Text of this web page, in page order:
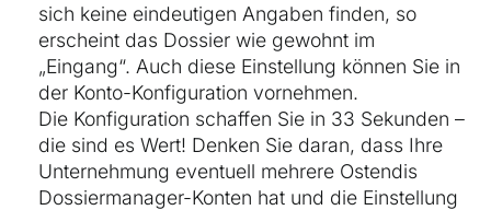
sich keine eindeutigen Angaben finden, so
erscheint das Dossier wie gewohnt im
„Eingang“. Auch diese Einstellung können Sie in
der Konto-Konfiguration vornehmen.
Die Konfiguration schaffen Sie in 33 Sekunden –
die sind es Wert! Denken Sie daran, dass Ihre
Unternehmung eventuell mehrere Ostendis
Dossiermanager-Konten hat und die Einstellung